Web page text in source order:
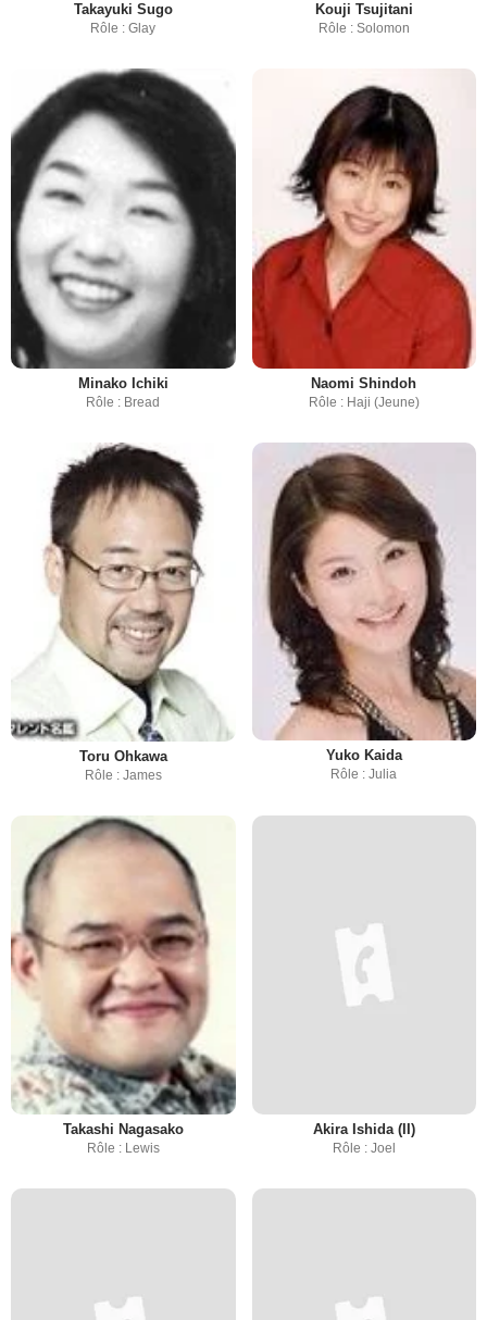
Takayuki Sugo
Rôle : Glay
Kouji Tsujitani
Rôle : Solomon
Minako Ichiki
Rôle : Bread
Naomi Shindoh
Rôle : Haji (Jeune)
Toru Ohkawa
Rôle : James
Yuko Kaida
Rôle : Julia
Takashi Nagasako
Rôle : Lewis
Akira Ishida (II)
Rôle : Joel